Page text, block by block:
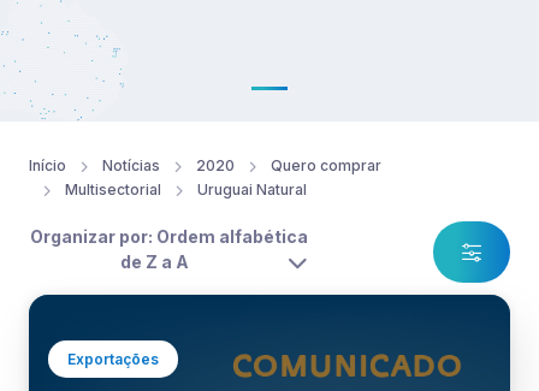
Início Notícias 2020
Quero comprar
Multisectorial
Uruguai Natural
Organizar por: Ordem alfabética
de Z a A
Exportações